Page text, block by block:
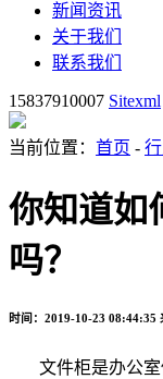
新闻资讯
关于我们
联系我们
15837910007 Sitexml
当前位置： 首页 -
你知道如
吗？
时间：2019-10-23 08:44:35
文件柜是办公室